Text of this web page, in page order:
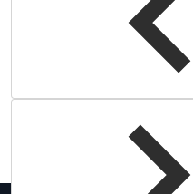
products